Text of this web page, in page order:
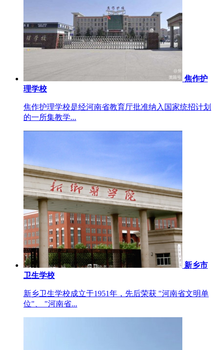
焦作护
理学校
焦作护理学校是经河南省教育厅批准纳入国家统招计划
的一所集教学...
新乡市
卫生学校
新乡卫生学校成立于1951年，先后荣获 "河南省文明单
位"、 "河南省...